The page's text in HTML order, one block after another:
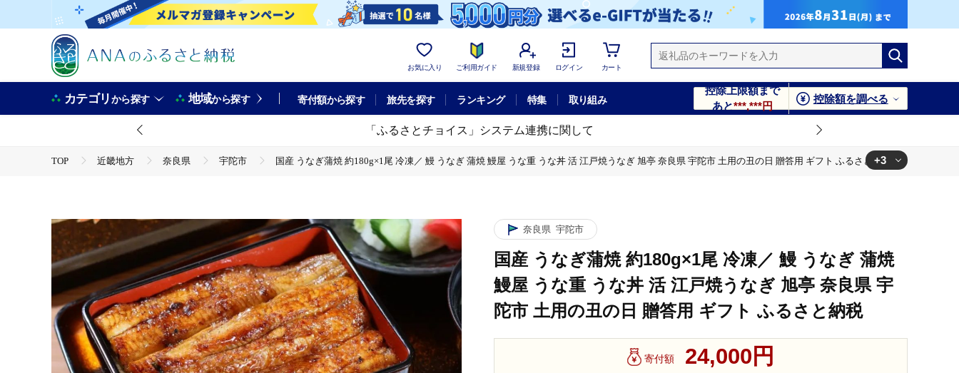
お気に入り ご利用ガイド 新規登録 ログイン カート
カテゴリから探す 地域から探す 寄付額から探す 旅先を探す ランキング 特集 取り組み
控除上限額まで
あと***,***円
控除額を調べる
「ふるさとチョイス」システム連携に関して
TOP 近畿地方 奈良県 宇陀市
国産 うなぎ蒲焼 約180g×1尾 冷凍／ 鰻 うなぎ 蒲焼 鰻屋 うな重 うな丼 活 江戸焼うなぎ 旭亭 奈良県 宇陀市 土用の丑の日 贈答用 ギフト ふるさと納税
+3
奈良県 宇陀市
国産 うなぎ蒲焼 約180g×1尾 冷凍／ 鰻 うなぎ 蒲焼
鰻屋 うな重 うな丼 活 江戸焼うなぎ 旭亭 奈良県 宇
陀市 土用の丑の日 贈答用 ギフト ふるさと納税
寄付額 24,000円